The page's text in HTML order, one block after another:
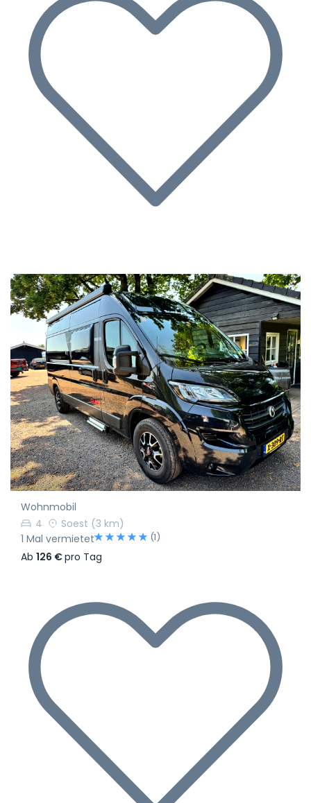
Wohnmobil
4
Soest (3 km)
1 Mal vermietet
(1)
Ab 126 €pro Tag